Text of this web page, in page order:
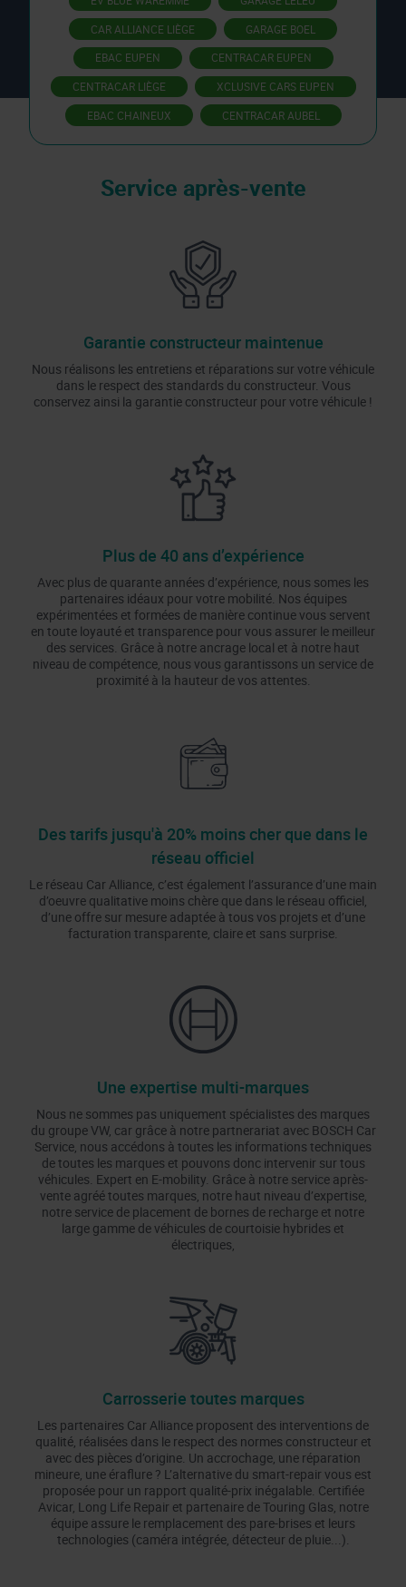
CAR ALLIANCE LIÈGE
GARAGE BOEL
EBAC EUPEN
CENTRACAR EUPEN
CENTRACAR LIÈGE
XCLUSIVE CARS EUPEN
EBAC CHAINEUX
CENTRACAR AUBEL
Service après-vente
Garantie constructeur maintenue
Nous réalisons les entretiens et réparations sur votre véhicule
dans le respect des standards du constructeur. Vous
conservez ainsi la garantie constructeur pour votre véhicule !
Plus de 40 ans d’expérience
Avec plus de quarante années d’expérience, nous somes les
partenaires idéaux pour votre mobilité. Nos équipes
expérimentées et formées de manière continue vous servent
en toute loyauté et transparence pour vous assurer le meilleur
des services. Grâce à notre ancrage local et à notre haut
niveau de compétence, nous vous garantissons un service de
proximité à la hauteur de vos attentes.
Des tarifs jusqu'à 20% moins cher que dans le
réseau officiel
Le réseau Car Alliance, c’est également l’assurance d’une main
d’oeuvre qualitative moins chère que dans le réseau officiel,
d’une offre sur mesure adaptée à tous vos projets et d’une
facturation transparente, claire et sans surprise.
Une expertise multi-marques
Nous ne sommes pas uniquement spécialistes des marques
du groupe VW, car grâce à notre partnerariat avec BOSCH Car
Service, nous accédons à toutes les informations techniques
de toutes les marques et pouvons donc intervenir sur tous
véhicules. Expert en E-mobility. Grâce à notre service après-
vente agréé toutes marques, notre haut niveau d’expertise,
notre service de placement de bornes de recharge et notre
large gamme de véhicules de courtoisie hybrides et
électriques,
Carrosserie toutes marques
Les partenaires Car Alliance proposent des interventions de
qualité, réalisées dans le respect des normes constructeur et
avec des pièces d’origine. Un accrochage, une réparation
mineure, une éraflure ? L’alternative du smart-repair vous est
proposée pour un rapport qualité-prix inégalable. Certifiée
Avicar, Long Life Repair et partenaire de Touring Glas, notre
équipe assure le remplacement des pare-brises et leurs
technologies (caméra intégrée, détecteur de pluie...).